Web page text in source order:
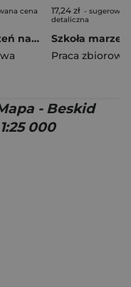
cena
Szkoła marzeń na TAK SP 1 podr. cz.2
17,24 zł -
detaliczna
Praca zbiorowa
- Beskid
000